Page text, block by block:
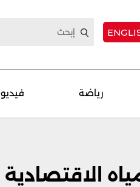
رياضة فيديو
الاقتصادية